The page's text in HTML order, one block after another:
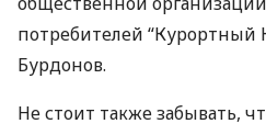
потребителей “Курортный
Бурдонов.
Не стоит также забывать,